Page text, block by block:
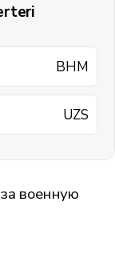
BHM
UZS
военную